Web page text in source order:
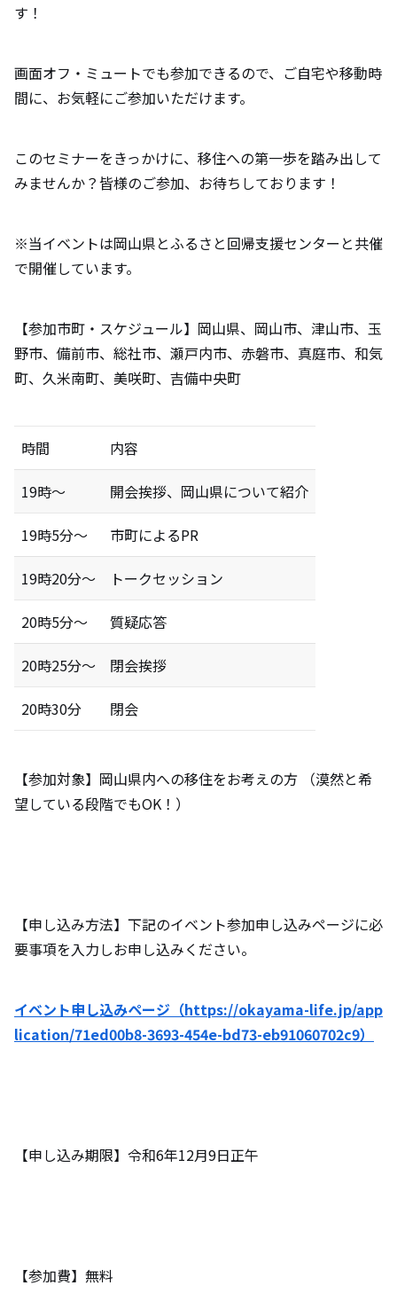
す！
画面オフ・ミュートでも参加できるので、ご自宅や移動時
間に、お気軽にご参加いただけます。
このセミナーをきっかけに、移住への第一歩を踏み出して
みませんか？皆様のご参加、お待ちしております！
※当イベントは岡山県とふるさと回帰支援センターと共催
で開催しています。
【参加市町・スケジュール】岡山県、岡山市、津山市、玉
野市、備前市、総社市、瀬戸内市、赤磐市、真庭市、和気
町、久米南町、美咲町、吉備中央町
時間 内容
19時～ 開会挨拶、岡山県について紹介
19時5分～ 市町によるPR
19時20分～ トークセッション
20時5分～ 質疑応答
20時25分～ 閉会挨拶
20時30分 閉会
【参加対象】岡山県内への移住をお考えの方 （漠然と希
望している段階でもOK！）
【申し込み方法】下記のイベント参加申し込みページに必
要事項を入力しお申し込みください。
イベント申し込みページ（https://okayama-life.jp/app
lication/71ed00b8-3693-454e-bd73-eb91060702c9）
【申し込み期限】令和6年12月9日正午
【参加費】無料